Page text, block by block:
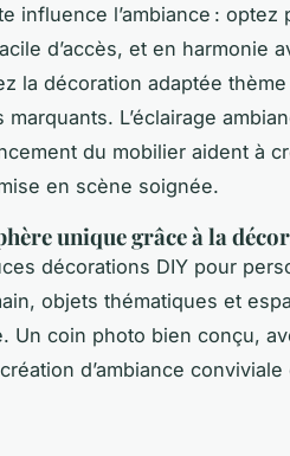
influence l’ambiance :
d’accès, et en harmonie
la décoration adaptée
L’éclairage
du mobilier aident à
en scène soignée.
unique grâce à la
décorations DIY pour
objets thématiques et
Un coin photo bien conçu,
d’ambiance